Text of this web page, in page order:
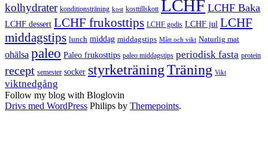
kolhydrater konditionsträning kost kosttillskott LCHF LCHF Baka
LCHF dessert LCHF frukosttips LCHF godis LCHF jul LCHF
middagstips lunch middag middagstips Mått och vikt Naturlig mat
ohälsa paleo Paleo frukosttips paleo middagstips periodisk fasta protein
recept semester socker styrketräningTräning Vikt
viktnedgång
Follow my blog with Bloglovin
Drivs med WordPress Philips by Themepoints.